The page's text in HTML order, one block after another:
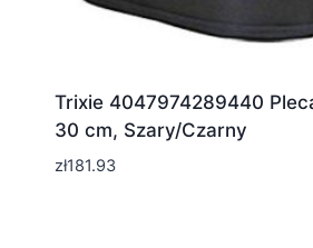
Trixie 4047974289440
30 cm, Szary/Czarny
zł181.93